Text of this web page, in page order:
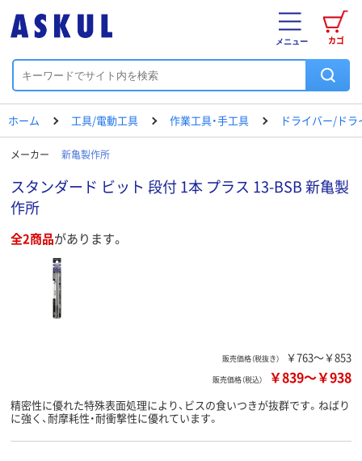
カゴ
メニュー
ホーム 工具/電動工具 作業工具・手工具 ドライバー/ド
メーカー 新亀製作所
スタンダード ビット 段付 1本 プラス 13-BSB 新亀製
作所
全2商品があります。
販売価格（税抜き） ￥763～￥853
販売価格（税込） ￥839～￥938
精密性に優れた特殊表面処理により、ビスの食いつきが抜群です。ねばり
に強く、耐摩耗性・耐衝撃性に優れています。